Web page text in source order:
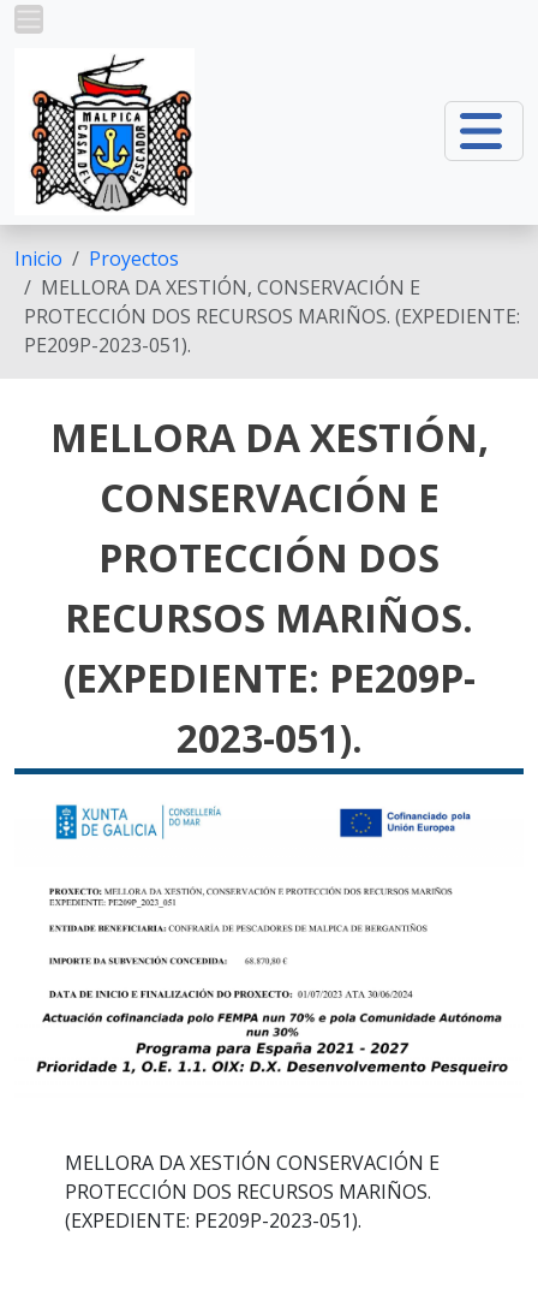
Pasar al contenido principal
Inicio
Proyectos
MELLORA DA XESTIÓN, CONSERVACIÓN E
PROTECCIÓN DOS RECURSOS MARIÑOS. (EXPEDIENTE:
PE209P-2023-051).
MELLORA DA XESTIÓN,
CONSERVACIÓN E
PROTECCIÓN DOS
RECURSOS MARIÑOS.
(EXPEDIENTE: PE209P-
2023-051).
MELLORA DA XESTIÓN CONSERVACIÓN E
PROTECCIÓN DOS RECURSOS MARIÑOS.
(EXPEDIENTE: PE209P-2023-051).